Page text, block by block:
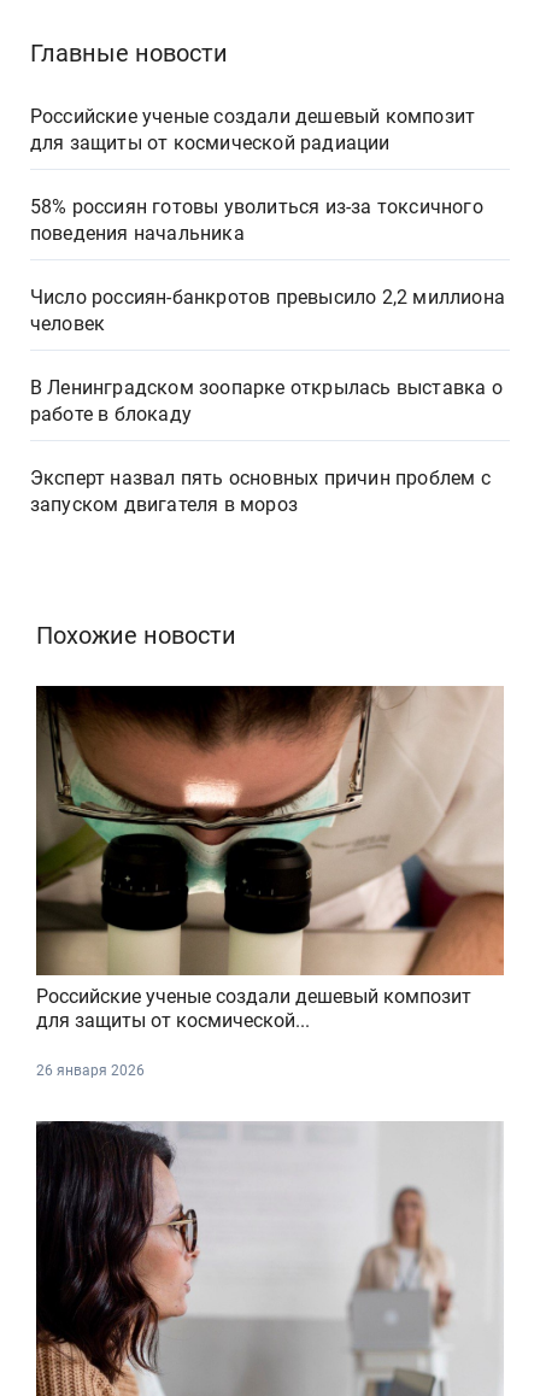
Главные новости
Российские ученые создали дешевый композит
для защиты от космической радиации
58% россиян готовы уволиться из-за токсичного
поведения начальника
Число россиян-банкротов превысило 2,2 миллиона
человек
В Ленинградском зоопарке открылась выставка о
работе в блокаду
Эксперт назвал пять основных причин проблем с
запуском двигателя в мороз
Похожие новости
Российские ученые создали дешевый композит
для защиты от космической...
26 января 2026